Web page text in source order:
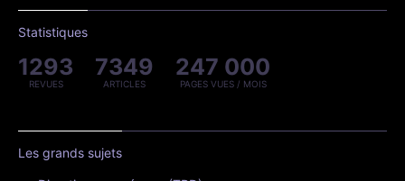
Statistiques
1293
REVUES
7349
ARTICLES
247 000
PAGES VUES / MOIS
Les grands sujets